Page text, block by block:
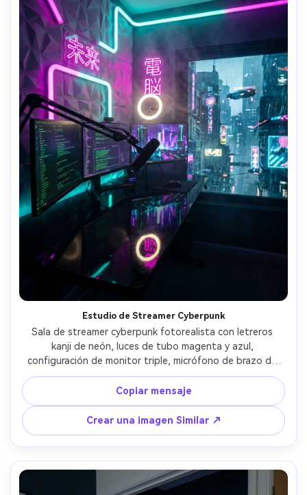
Estudio de Streamer Cyberpunk
Sala de streamer cyberpunk fotorealista con letreros
kanji de neón, luces de tubo magenta y azul,
configuración de monitor triple, micrófono de brazo de
pluma, luz de anillo reflejada suavemente, superficie de
escritorio negra brillante, paneles de pared futuristas,
neblina para haces de luz, vibración de la noche de la
ciudad a través de una ventana de rayas de lluvia,
disparada en Sony A7IV, lente de 28 mm, f/2.2, iluminación
de neón dramática, enfoque nítido, clasificación de
colores cinematográficos, detalles ultra realistas- -ar 4:5
Copiar mensaje
Crear una imagen Similar ↗